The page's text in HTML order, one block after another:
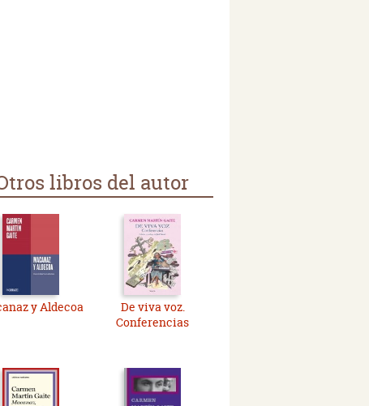
libros del autor
y Aldecoa
De viva voz.
Conferencias